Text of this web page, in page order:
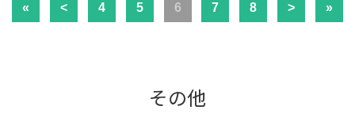
« < 4 5 6 7 8 > »
その他